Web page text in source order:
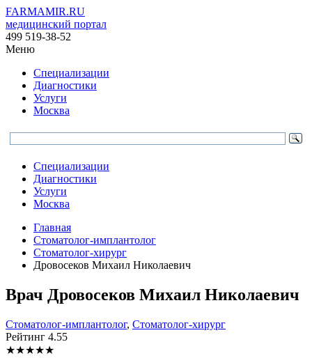
FARMAMIR.RU
медицинский портал
499 519-38-52
Меню
Специализации
Диагностики
Услуги
Москва
Специализации
Диагностики
Услуги
Москва
Главная
Стоматолог-имплантолог
Стоматолог-хирург
Дровосеков Михаил Николаевич
Врач Дровосеков Михаил Николаевич
Стоматолог-имплантолог, Стоматолог-хирург
Рейтинг 4.55
★★★★★